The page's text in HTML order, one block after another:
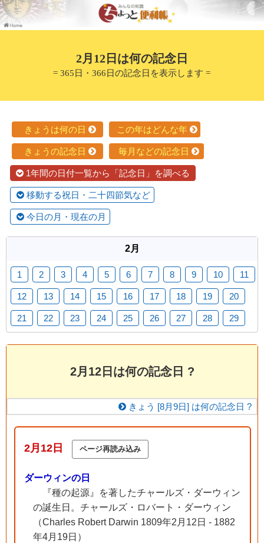
2月12日は何の記念日
= 365日・366日の記念日を表示します =
きょうは何の日 この年はどんな年
きょうの記念日 毎月などの記念日
1年間の日付一覧から「記念日」を調べる
移動する祝日・二十四節気など
今日の月・現在の月
2月
1 2 3 4 5 6 7 8 9 10 11
12 13 14 15 16 17 18 19 20
21 22 23 24 25 26 27 28 29
2月12日は何の記念日 ?
きょう [8月9日] は何の記念日 ?
2月12日
ダーウィンの日
『種の起源』を著したチャールズ・ダーウィン
の誕生日。チャールズ・ロバート・ダーウィン
（Charles Robert Darwin 1809年2月12日 - 1882
年4月19日）